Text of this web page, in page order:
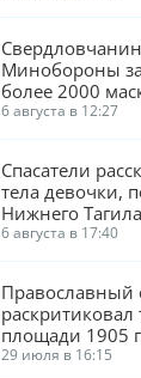
Минобороны
более 2000
6 августа в 12:27
Спасатели
тела девочки,
Нижнего
песка
6 августа в 17:40
Православный
раскритиковал
площади 1905
Екатеринбурге
29 июля в 16:15